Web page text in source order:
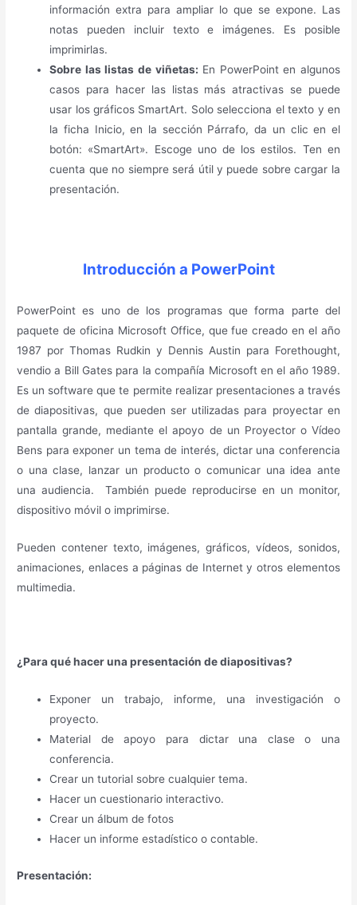
información extra para ampliar lo que se expone. Las
notas pueden incluir texto e imágenes. Es posible
imprimirlas.
Sobre las listas de viñetas: En PowerPoint en algunos
casos para hacer las listas más atractivas se puede
usar los gráficos SmartArt. Solo selecciona el texto y en
la ficha Inicio, en la sección Párrafo, da un clic en el
botón: «SmartArt». Escoge uno de los estilos. Ten en
cuenta que no siempre será útil y puede sobre cargar la
presentación.
Introducción a PowerPoint
PowerPoint es uno de los programas que forma parte del
paquete de oficina Microsoft Office, que fue creado en el año
1987 por Thomas Rudkin y Dennis Austin para Forethought,
vendio a Bill Gates para la compañía Microsoft en el año 1989.
Es un software que te permite realizar presentaciones a través
de diapositivas, que pueden ser utilizadas para proyectar en
pantalla grande, mediante el apoyo de un Proyector o Vídeo
Bens para exponer un tema de interés, dictar una conferencia
o una clase, lanzar un producto o comunicar una idea ante
una audiencia. También puede reproducirse en un monitor,
dispositivo móvil o imprimirse.
Pueden contener texto, imágenes, gráficos, vídeos, sonidos,
animaciones, enlaces a páginas de Internet y otros elementos
multimedia.
¿Para qué hacer una presentación de diapositivas?
Exponer un trabajo, informe, una investigación o
proyecto.
Material de apoyo para dictar una clase o una
conferencia.
Crear un tutorial sobre cualquier tema.
Hacer un cuestionario interactivo.
Crear un álbum de fotos
Hacer un informe estadístico o contable.
Presentación: